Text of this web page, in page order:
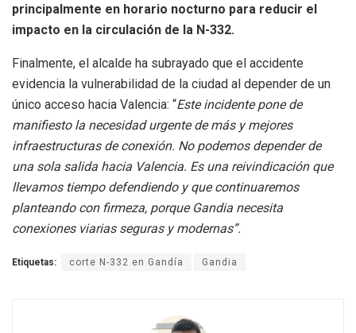
principalmente en horario nocturno para reducir el
impacto en la circulación de la N-332.
Finalmente, el alcalde ha subrayado que el accidente
evidencia la vulnerabilidad de la ciudad al depender de un
único acceso hacia Valencia: “Este incidente pone de
manifiesto la necesidad urgente de más y mejores
infraestructuras de conexión. No podemos depender de
una sola salida hacia Valencia. Es una reivindicación que
llevamos tiempo defendiendo y que continuaremos
planteando con firmeza, porque Gandia necesita
conexiones viarias seguras y modernas”.
Etiquetas: corte N-332 en Gandía Gandia